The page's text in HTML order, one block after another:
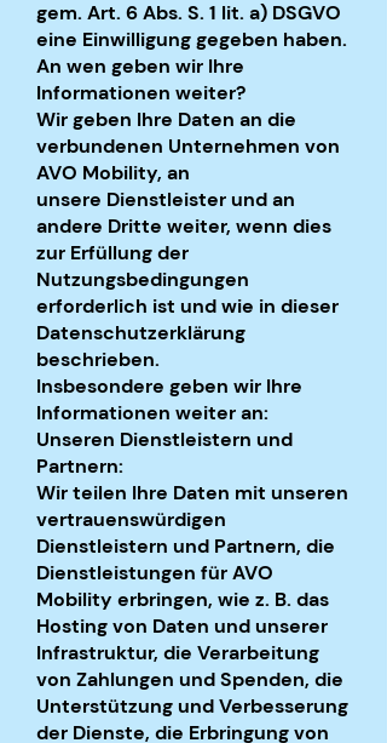
gem. Art. 6 Abs. S. 1 lit. a) DSGVO
eine Einwilligung gegeben haben.
An wen geben wir Ihre
Informationen weiter?
Wir geben Ihre Daten an die
verbundenen Unternehmen von
AVO Mobility, an
unsere Dienstleister und an
andere Dritte weiter, wenn dies
zur Erfüllung der
Nutzungsbedingungen
erforderlich ist und wie in dieser
Datenschutzerklärung
beschrieben.
Insbesondere geben wir Ihre
Informationen weiter an:
Unseren Dienstleistern und
Partnern:
Wir teilen Ihre Daten mit unseren
vertrauenswürdigen
Dienstleistern und Partnern, die
Dienstleistungen für AVO
Mobility erbringen, wie z. B. das
Hosting von Daten und unserer
Infrastruktur, die Verarbeitung
von Zahlungen und Spenden, die
Unterstützung und Verbesserung
der Dienste, die Erbringung von